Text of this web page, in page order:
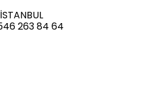
263 84 64